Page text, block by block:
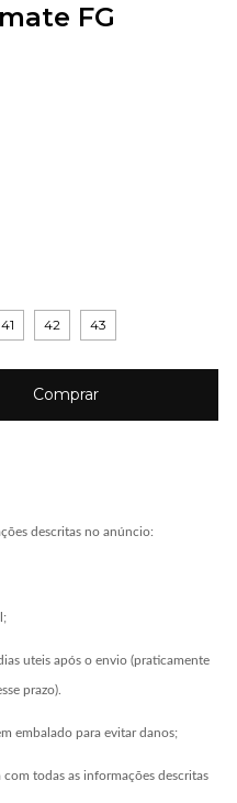
FG
41 42 43
descritas no anúncio:
uteis após o envio (praticamente
prazo).
embalado para evitar danos;
todas as informações descritas